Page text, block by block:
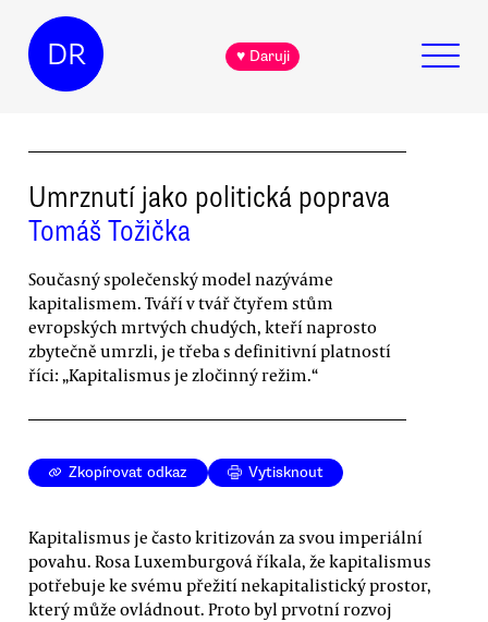
DR ♥ Daruji
Umrznutí jako politická poprava
Tomáš Tožička
Současný společenský model nazýváme
kapitalismem. Tváří v tvář čtyřem stům
evropských mrtvých chudých, kteří naprosto
zbytečně umrzli, je třeba s definitivní platností
říci: „Kapitalismus je zločinný režim.“
Zkopírovat odkaz Vytisknout
Kapitalismus je často kritizován za svou imperiální
povahu. Rosa Luxemburgová říkala, že kapitalismus
potřebuje ke svému přežití nekapitalistický prostor,
který může ovládnout. Proto byl prvotní rozvoj